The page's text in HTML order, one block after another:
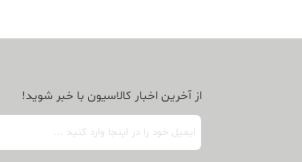
از آخرین اخبار کالاسیون با خبر شوید!